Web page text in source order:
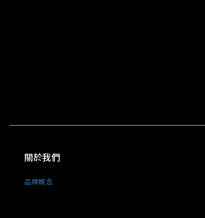
關於我們
品牌概念